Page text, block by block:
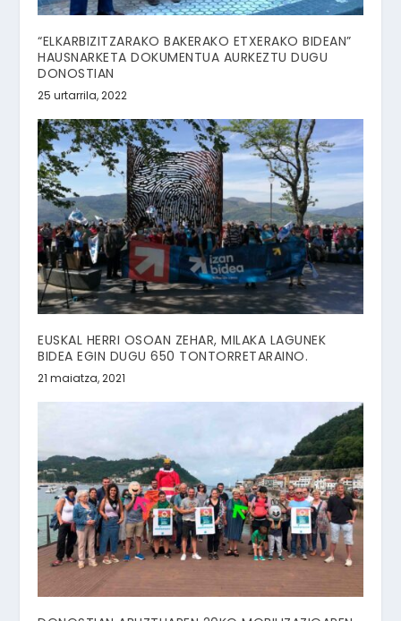
“ELKARBIZITZARAKO BAKERAKO ETXERAKO BIDEAN”
HAUSNARKETA DOKUMENTUA AURKEZTU DUGU
DONOSTIAN
25 urtarrila, 2022
EUSKAL HERRI OSOAN ZEHAR, MILAKA LAGUNEK
BIDEA EGIN DUGU 650 TONTORRETARAINO.
21 maiatza, 2021